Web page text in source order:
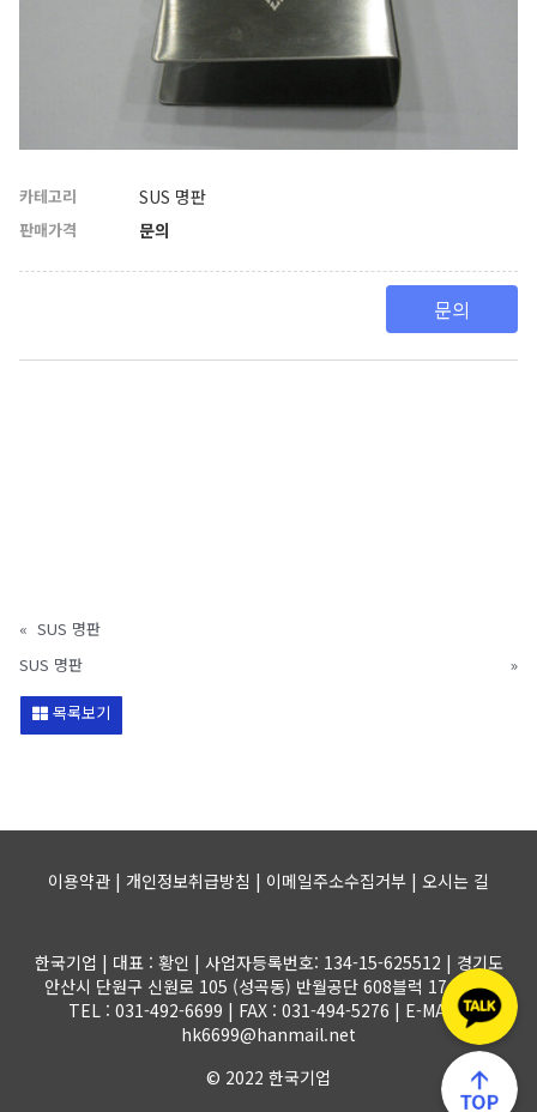
카테고리 SUS 명판
판매가격
문의
« SUS 명판
SUS 명판
»
목록보기
이용약관 | 개인정보취급방침 | 이메일주소수집거부 | 오시는 길
한국기업 | 대표 : 황인 | 사업자등록번호: 134-15-625512 | 경기도
안산시 단원구 신원로 105 (성곡동) 반월공단 608블럭 17-1롯트
TEL : 031-492-6699 | FAX : 031-494-5276 | E-MAIL :
hk6699@hanmail.net
© 2022 한국기업